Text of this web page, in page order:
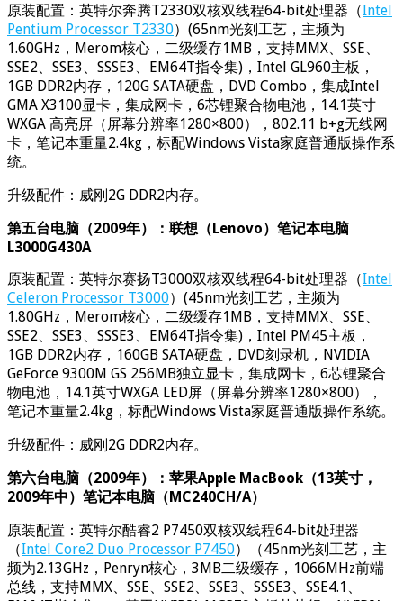
原装配置：英特尔奔腾T2330双核双线程64-bit处理器（Intel
Pentium Processor T2330）(65nm光刻工艺，主频为
1.60GHz，Merom核心，二级缓存1MB，支持MMX、SSE、
SSE2、SSE3、SSSE3、EM64T指令集)，Intel GL960主板，
1GB DDR2内存，120G SATA硬盘，DVD Combo，集成Intel
GMA X3100显卡，集成网卡，6芯锂聚合物电池，14.1英寸
WXGA 高亮屏（屏幕分辨率1280×800），802.11 b+g无线网
卡，笔记本重量2.4kg，标配Windows Vista家庭普通版操作系
统。
升级配件：威刚2G DDR2内存。
第五台电脑（2009年）：联想（Lenovo）笔记本电脑
L3000G430A
原装配置：英特尔赛扬T3000双核双线程64-bit处理器（Intel
Celeron Processor T3000）(45nm光刻工艺，主频为
1.80GHz，Merom核心，二级缓存1MB，支持MMX、SSE、
SSE2、SSE3、SSSE3、EM64T指令集)，Intel PM45主板，
1GB DDR2内存，160GB SATA硬盘，DVD刻录机，NVIDIA
GeForce 9300M GS 256MB独立显卡，集成网卡，6芯锂聚合
物电池，14.1英寸WXGA LED屏（屏幕分辨率1280×800），
笔记本重量2.4kg，标配Windows Vista家庭普通版操作系统。
升级配件：威刚2G DDR2内存。
第六台电脑（2009年）：苹果Apple MacBook（13英寸，
2009年中）笔记本电脑（MC240CH/A）
原装配置：英特尔酷睿2 P7450双核双线程64-bit处理器
（Intel Core2 Duo Processor P7450）（45nm光刻工艺，主
频为2.13GHz，Penryn核心，3MB二级缓存，1066MHz前端
总线，支持MMX、SSE、SSE2、SSE3、SSSE3、SSE4.1、